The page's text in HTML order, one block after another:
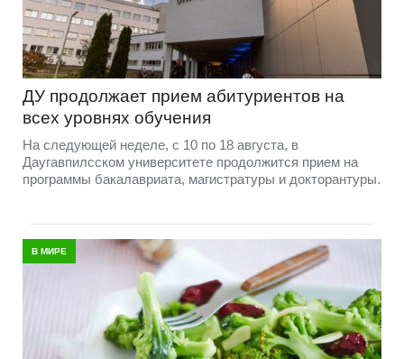
ДУ продолжает прием абитуриентов на
всех уровнях обучения
На следующей неделе, с 10 по 18 августа, в
Даугавпилсском университете продолжится прием на
программы бакалавриата, магистратуры и докторантуры.
В МИРЕ